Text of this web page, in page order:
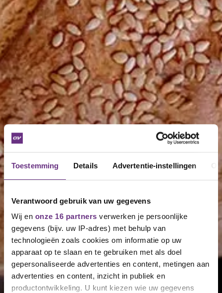
Toestemming Details Advertentie-instellingen
Verantwoord gebruik van uw gegevens
Wij en onze 16 partners verwerken je persoonlijke
gegevens (bijv. uw IP-adres) met behulp van
technologieën zoals cookies om informatie op uw
apparaat op te slaan en te gebruiken met als doel
gepersonaliseerde advertenties en content, metingen aan
advertenties en content, inzicht in publiek en
productontwikkeling. U kunt kiezen wie uw gegevens